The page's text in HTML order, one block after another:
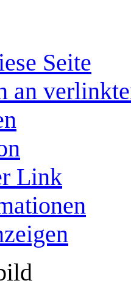
Seite
an
Link